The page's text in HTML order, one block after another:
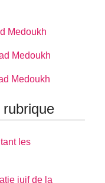
Medoukh
Medoukh
Medoukh
les
juif de la